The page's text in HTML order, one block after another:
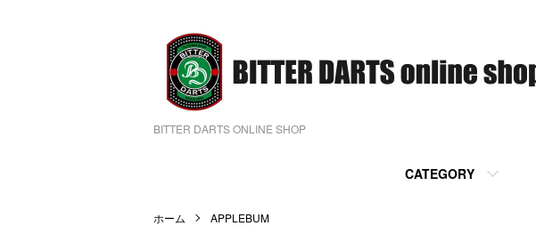
BITTER DARTS ONLINE SHOP
CATEGORY
ホーム APPLEBUM